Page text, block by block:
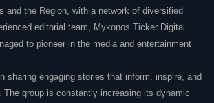
and the Region, with a network of diversified
editorial team, Mykonos Ticker Digital
to pioneer in the media and entertainment
sharing engaging stories that inform, inspire, and
The group is constantly increasing its dynamic